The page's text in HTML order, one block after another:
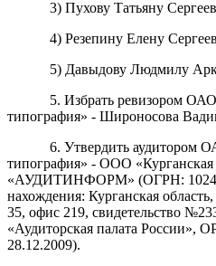
3) Пухову Татьяну
4) Резепину Елену
5) Давыдову Людмилу
5. Избрать ревизором
типография» - Широносова
6. Утвердить аудитором
типография» - ООО «Курганская
«АУДИТИНФОРМ» (ОГРН:
нахождения: Курганская
35, офис 219, свидетельство
«Аудиторская палата России»,
28.12.2009).